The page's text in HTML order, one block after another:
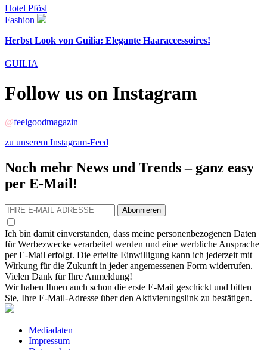
Hotel Pfösl
Fashion
Herbst Look von Guilia: Elegante Haaraccessoires!
GUILIA
Follow us on Instagram
@feelgoodmagazin
zu unserem Instagram-Feed
Noch mehr News und Trends – ganz easy
per E-Mail!
Abonnieren
Ich bin damit einverstanden, dass meine personenbezogenen Daten
für Werbezwecke verarbeitet werden und eine werbliche Ansprache
per E-Mail erfolgt. Die erteilte Einwilligung kann ich jederzeit mit
Wirkung für die Zukunft in jeder angemessenen Form widerrufen.
Vielen Dank für Ihre Anmeldung!
Wir haben Ihnen auch schon die erste E-Mail geschickt und bitten
Sie, Ihre E-Mail-Adresse über den Aktivierungslink zu bestätigen.
Mediadaten
Impressum